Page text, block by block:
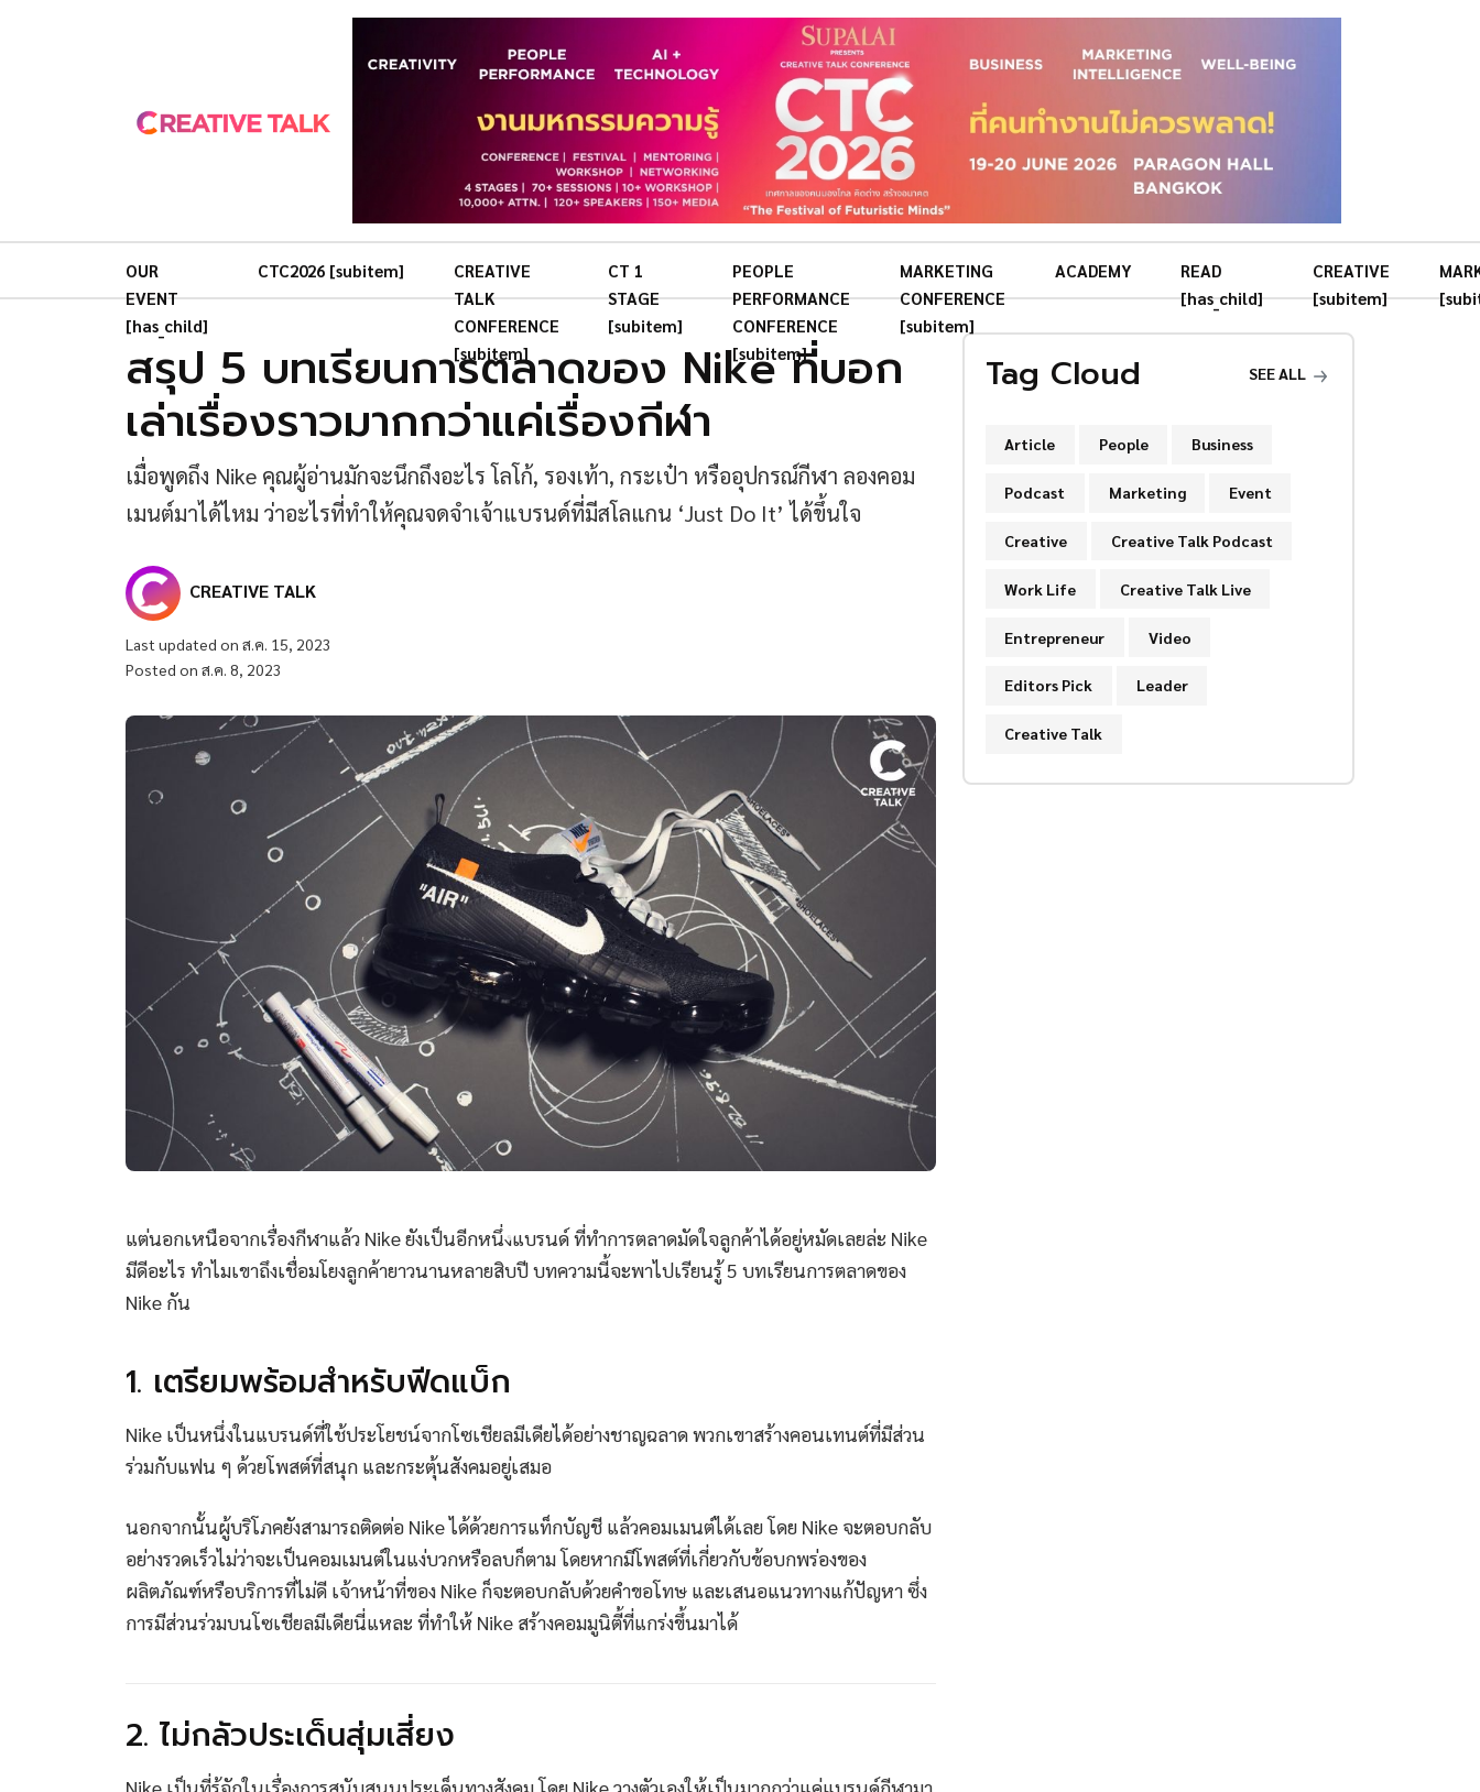
OUR
EVENT
[has_child]
CTC2026 [subitem]
CREATIVE
TALK
CONFERENCE
[subitem]
CT 1
STAGE
[subitem]
PEOPLE
PERFORMANCE
CONFERENCE
[subitem]
MARKETING
CONFERENCE
[subitem]
ACADEMY
READ
[has_child]
CREATIVE
[subitem]
สรุป 5 บทเรียนการตลาดของ Nike ที่บอก
เล่าเรื่องราวมากกว่าแค่เรื่องกีฬา
เมื่อพูดถึง Nike คุณผู้อ่านมักจะนึกถึงอะไร โลโก้, รองเท้า, กระเป๋า หรืออุปกรณ์กีฬา ลองคอม
เมนต์มาได้ไหม ว่าอะไรที่ทำให้คุณจดจำเจ้าแบรนด์ที่มีสโลแกน ‘Just Do It’ ได้ขึ้นใจ
CREATIVE TALK
Last updated on ส.ค. 15, 2023
Posted on ส.ค. 8, 2023
แต่นอกเหนือจากเรื่องกีฬาแล้ว Nike ยังเป็นอีกหนึ่งแบรนด์ ที่ทำการตลาดมัดใจลูกค้าได้อยู่หมัดเลยล่ะ Nike
มีดีอะไร ทำไมเขาถึงเชื่อมโยงลูกค้ายาวนานหลายสิบปี บทความนี้จะพาไปเรียนรู้ 5 บทเรียนการตลาดของ
Nike กัน
1. เตรียมพร้อมสำหรับฟีดแบ็ก
Nike เป็นหนึ่งในแบรนด์ที่ใช้ประโยชน์จากโซเชียลมีเดียได้อย่างชาญฉลาด พวกเขาสร้างคอนเทนต์ที่มีส่วน
ร่วมกับแฟน ๆ ด้วยโพสต์ที่สนุก และกระตุ้นสังคมอยู่เสมอ
นอกจากนั้นผู้บริโภคยังสามารถติดต่อ Nike ได้ด้วยการแท็กบัญชี แล้วคอมเมนต์ได้เลย โดย Nike จะตอบกลับ
อย่างรวดเร็วไม่ว่าจะเป็นคอมเมนต์ในแง่บวกหรือลบก็ตาม โดยหากมีโพสต์ที่เกี่ยวกับข้อบกพร่องของ
ผลิตภัณฑ์หรือบริการที่ไม่ดี เจ้าหน้าที่ของ Nike ก็จะตอบกลับด้วยคำขอโทษ และเสนอแนวทางแก้ปัญหา ซึ่ง
การมีส่วนร่วมบนโซเชียลมีเดียนี่แหละ ที่ทำให้ Nike สร้างคอมมูนิตี้ที่แกร่งขึ้นมาได้
2. ไม่กลัวประเด็นสุ่มเสี่ยง
Tag Cloud SEE ALL
Article People Business
Podcast Marketing Event
Creative Creative Talk Podcast
Work Life Creative Talk Live
Entrepreneur Video
Editors Pick Leader
Creative Talk